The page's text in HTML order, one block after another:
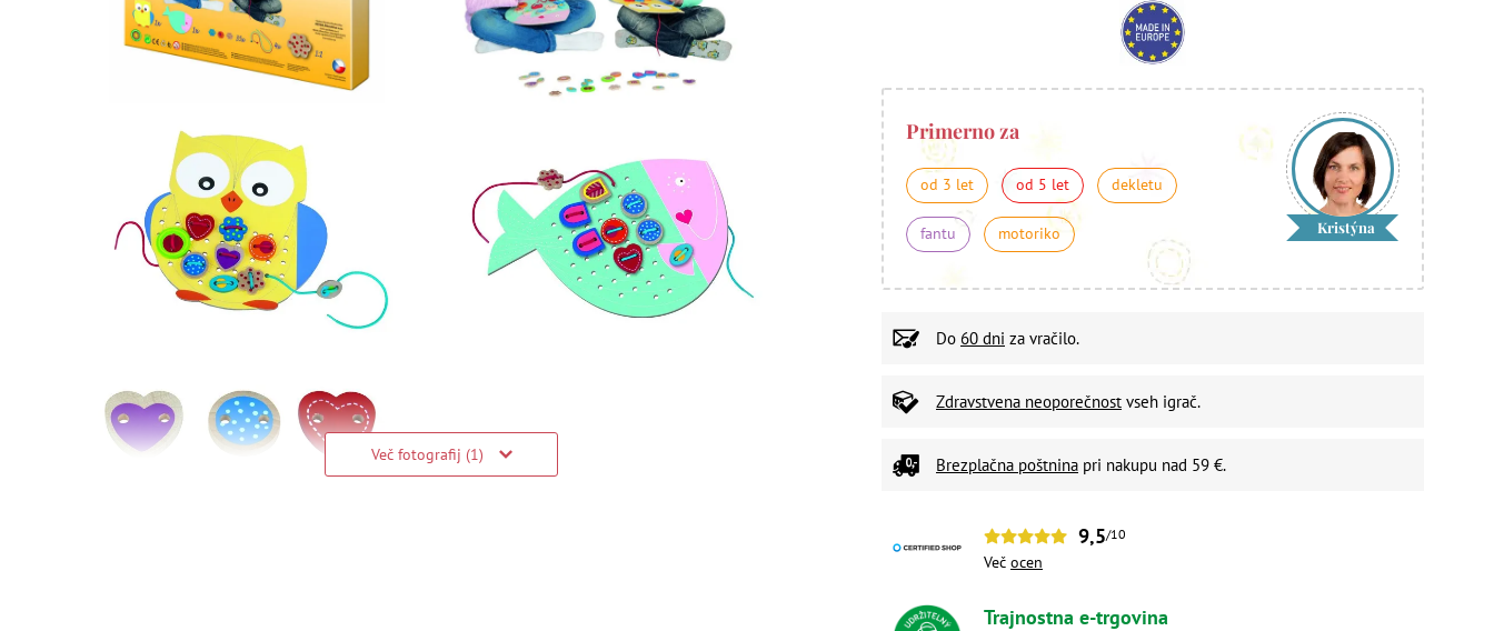
Več fotografij (1)
Primerno za
od 3 let od 5 let dekletu
fantu motoriko Kristýna
Do 60 dni za vračilo.
Zdravstvena neoporečnost vseh igrač.
Brezplačna poštnina pri nakupu nad 59 €.
9,5/10
Več ocen
Trajnostna e-trgovina